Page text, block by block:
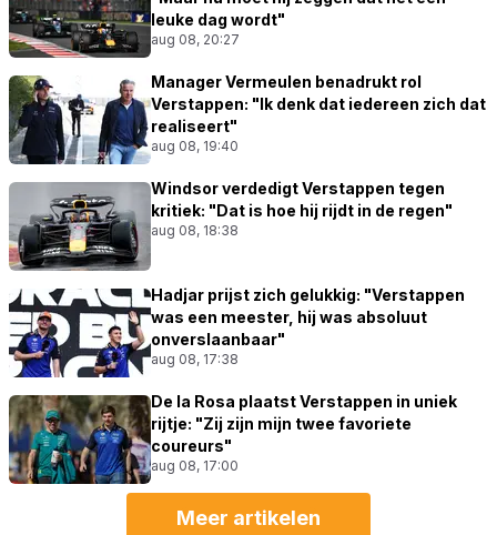
leuke dag wordt"
aug 08, 20:27
Manager Vermeulen benadrukt rol
Verstappen: "Ik denk dat iedereen zich dat
realiseert"
aug 08, 19:40
Windsor verdedigt Verstappen tegen
kritiek: "Dat is hoe hij rijdt in de regen"
aug 08, 18:38
Hadjar prijst zich gelukkig: "Verstappen
was een meester, hij was absoluut
onverslaanbaar"
aug 08, 17:38
De la Rosa plaatst Verstappen in uniek
rijtje: "Zij zijn mijn twee favoriete
coureurs"
aug 08, 17:00
Meer artikelen